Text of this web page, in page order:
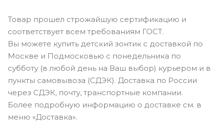
Товар прошел строжайшую сертификацию и
соответствует всем требованиям ГОСТ.
Вы можете купить детский зонтик с доставкой по
Москве и Подмосковью с понедельника по
субботу (в любой день на Ваш выбор) курьером и в
пункты самовывоза (СДЭК). Доставка по России
через СДЭК, почту, транспортные компании.
Более подробную информацию о доставке см. в
меню «Доставка».